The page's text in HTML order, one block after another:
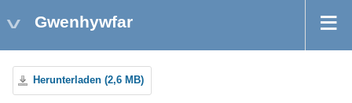
Gwenhywfar
Herunterladen (2,6 MB)